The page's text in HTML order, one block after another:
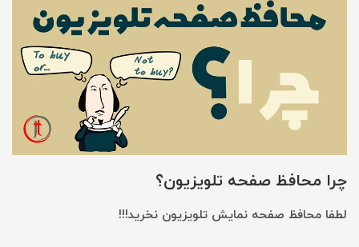
چرا محافظ صفحه تلویزیون؟
لطفا محافظ صفحه نمایش تلویزیون نخرید!!!